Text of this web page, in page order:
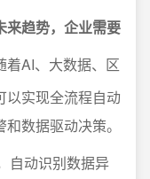
来趋势，企业需要
着AI、大数据、区
以实现全流程自动
数据驱动决策。
自动识别数据异